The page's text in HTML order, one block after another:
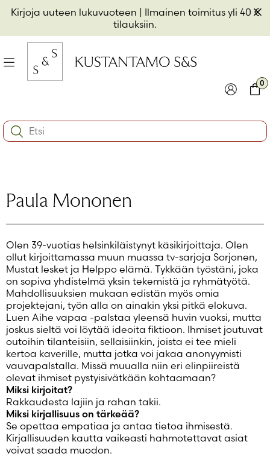
Kirjoja uuteen lukuvuoteen | Ilmainen toimitus yli 40 €
tilauksiin.
Hyppää
sisältöön
Valikko
Kirjaudu sisään
Salasana unohtunut?
Eikö sinulla ole tiliä?
Luo uusi tili
0
Search:
Paula Mononen
Olen 39-vuotias helsinkiläistynyt käsikirjoittaja. Olen
ollut kirjoittamassa muun muassa tv-sarjoja Sorjonen,
Mustat lesket ja Helppo elämä. Tykkään työstäni, joka
on sopiva yhdistelmä yksin tekemistä ja ryhmätyötä.
Mahdollisuuksien mukaan edistän myös omia
projektejani, työn alla on ainakin yksi pitkä elokuva.
Luen Aihe vapaa -palstaa yleensä huvin vuoksi, mutta
joskus sieltä voi löytää ideoita fiktioon. Ihmiset joutuvat
outoihin tilanteisiin, sellaisiinkin, joista ei tee mieli
kertoa kaverille, mutta jotka voi jakaa anonyymisti
vauvapalstalla. Missä muualla niin eri elinpiireistä
olevat ihmiset pystyisivätkään kohtaamaan?
Miksi kirjoitat?
Rakkaudesta lajiin ja rahan takii.
Miksi kirjallisuus on tärkeää?
Se opettaa empatiaa ja antaa tietoa ihmisestä.
Kirjallisuuden kautta vaikeasti hahmotettavat asiat
voivat saada muodon.